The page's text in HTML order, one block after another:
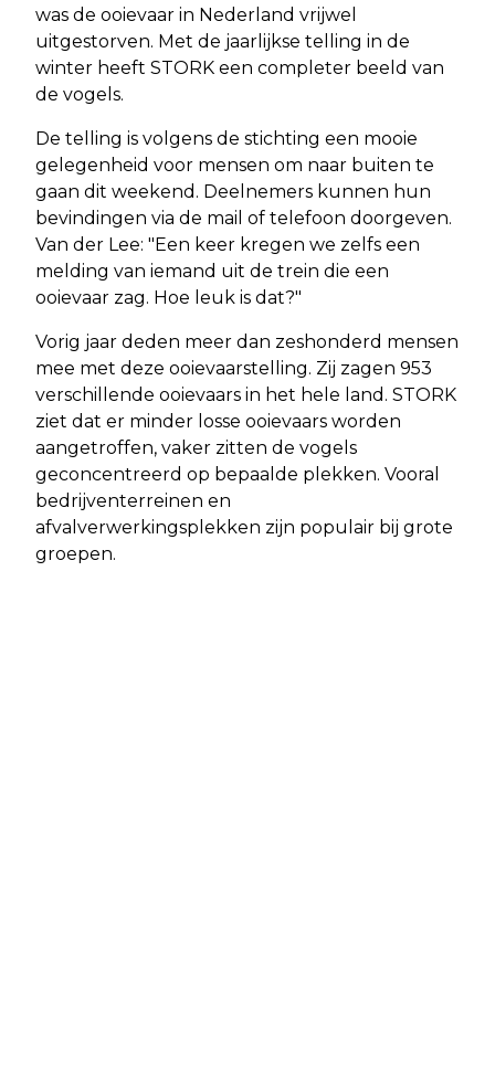
was de ooievaar in Nederland vrijwel
uitgestorven. Met de jaarlijkse telling in de
winter heeft STORK een completer beeld van
de vogels.
De telling is volgens de stichting een mooie
gelegenheid voor mensen om naar buiten te
gaan dit weekend. Deelnemers kunnen hun
bevindingen via de mail of telefoon doorgeven.
Van der Lee: "Een keer kregen we zelfs een
melding van iemand uit de trein die een
ooievaar zag. Hoe leuk is dat?"
Vorig jaar deden meer dan zeshonderd mensen
mee met deze ooievaarstelling. Zij zagen 953
verschillende ooievaars in het hele land. STORK
ziet dat er minder losse ooievaars worden
aangetroffen, vaker zitten de vogels
geconcentreerd op bepaalde plekken. Vooral
bedrijventerreinen en
afvalverwerkingsplekken zijn populair bij grote
groepen.